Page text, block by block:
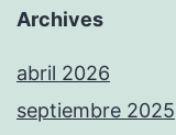
Archives
abril 2026
septiembre 2025